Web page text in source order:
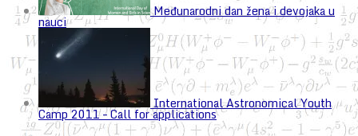
Međunarodni dan žena i devojaka u
nauci
International Astronomical Youth
Camp 2011 – Call for applications